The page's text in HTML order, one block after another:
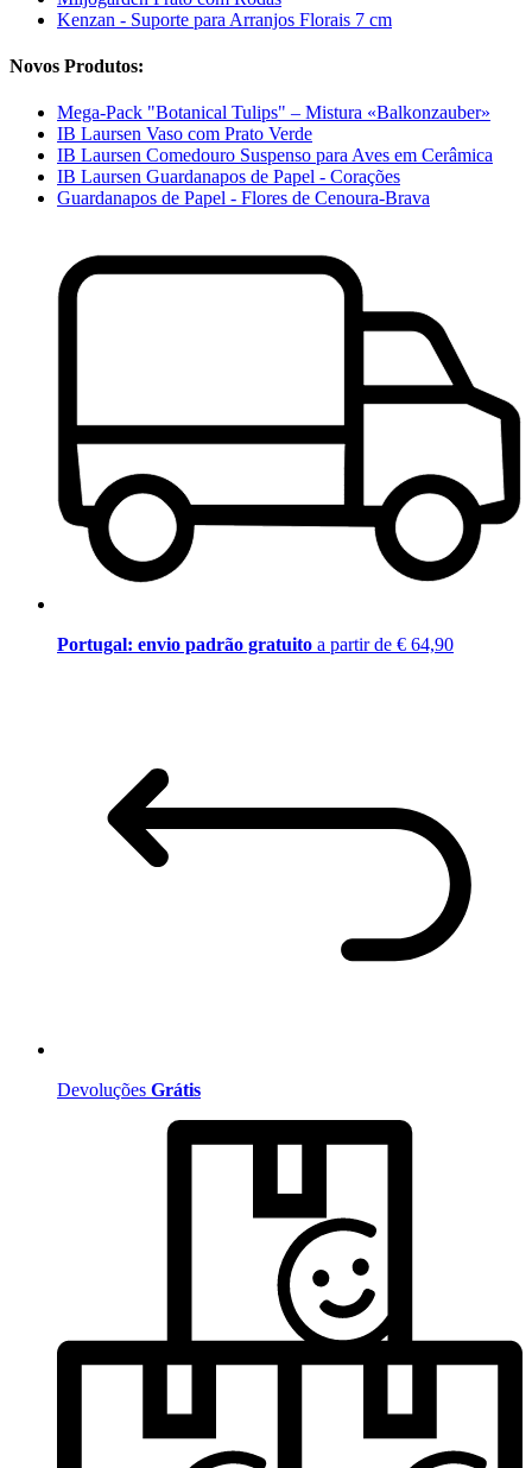
Kenzan - Suporte para Arranjos Florais 7 cm
Novos Produtos:
Mega-Pack "Botanical Tulips" – Mistura «Balkonzauber»
IB Laursen Vaso com Prato Verde
IB Laursen Comedouro Suspenso para Aves em Cerâmica
IB Laursen Guardanapos de Papel - Corações
Guardanapos de Papel - Flores de Cenoura-Brava
Portugal: envio padrão gratuito a partir de € 64,90
Devoluções Grátis